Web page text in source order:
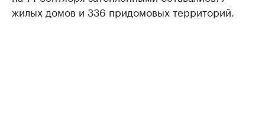
жилых домов и 336 придомовых территорий.